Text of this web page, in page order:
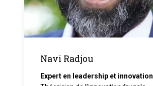
Navi Radjou
Expert en leadership et innovation